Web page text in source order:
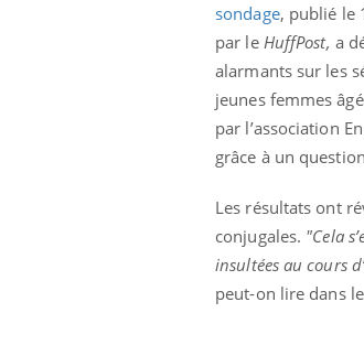
sondage, publié le
par le HuffPost, a
alarmants sur les
jeunes femmes
par l’association
grâce à un
Les résultats ont
conjugales. "Cela
insultées au cours
peut-on lire dans